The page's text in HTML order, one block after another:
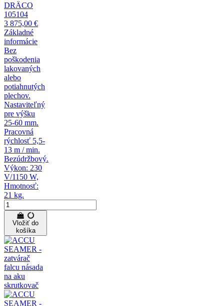
DRÄCO
105104
3 875,00 €
Základné
informácie
Bez
poškodenia
lakovaných
alebo
potiahnutých
plechov.
Nastaviteľný
pre výšku
25-60 mm.
Pracovná
rýchlosť 5,5-
13 m / min.
Bezúdržbový.
Výkon: 230
V/1150 W,
Hmotnosť:
21 kg.
Vložiť do
košíka